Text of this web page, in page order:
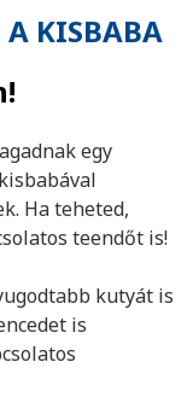
A KISBABA
egy
Ha teheted,
teendőt is!
kutyát is
is